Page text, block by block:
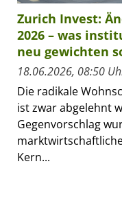
Zurich Invest:
2026 – was
neu gewichten
18.06.2026, 08:50
Die radikale
ist zwar abgelehnt
Gegenvorschlag
Kern...